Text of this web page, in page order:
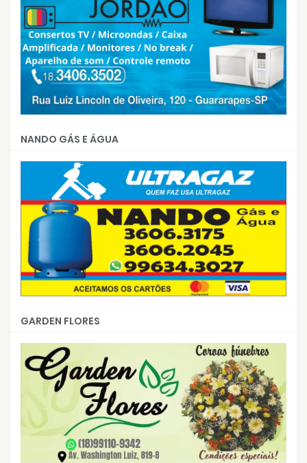
NANDO GÁS E ÁGUA
GARDEN FLORES